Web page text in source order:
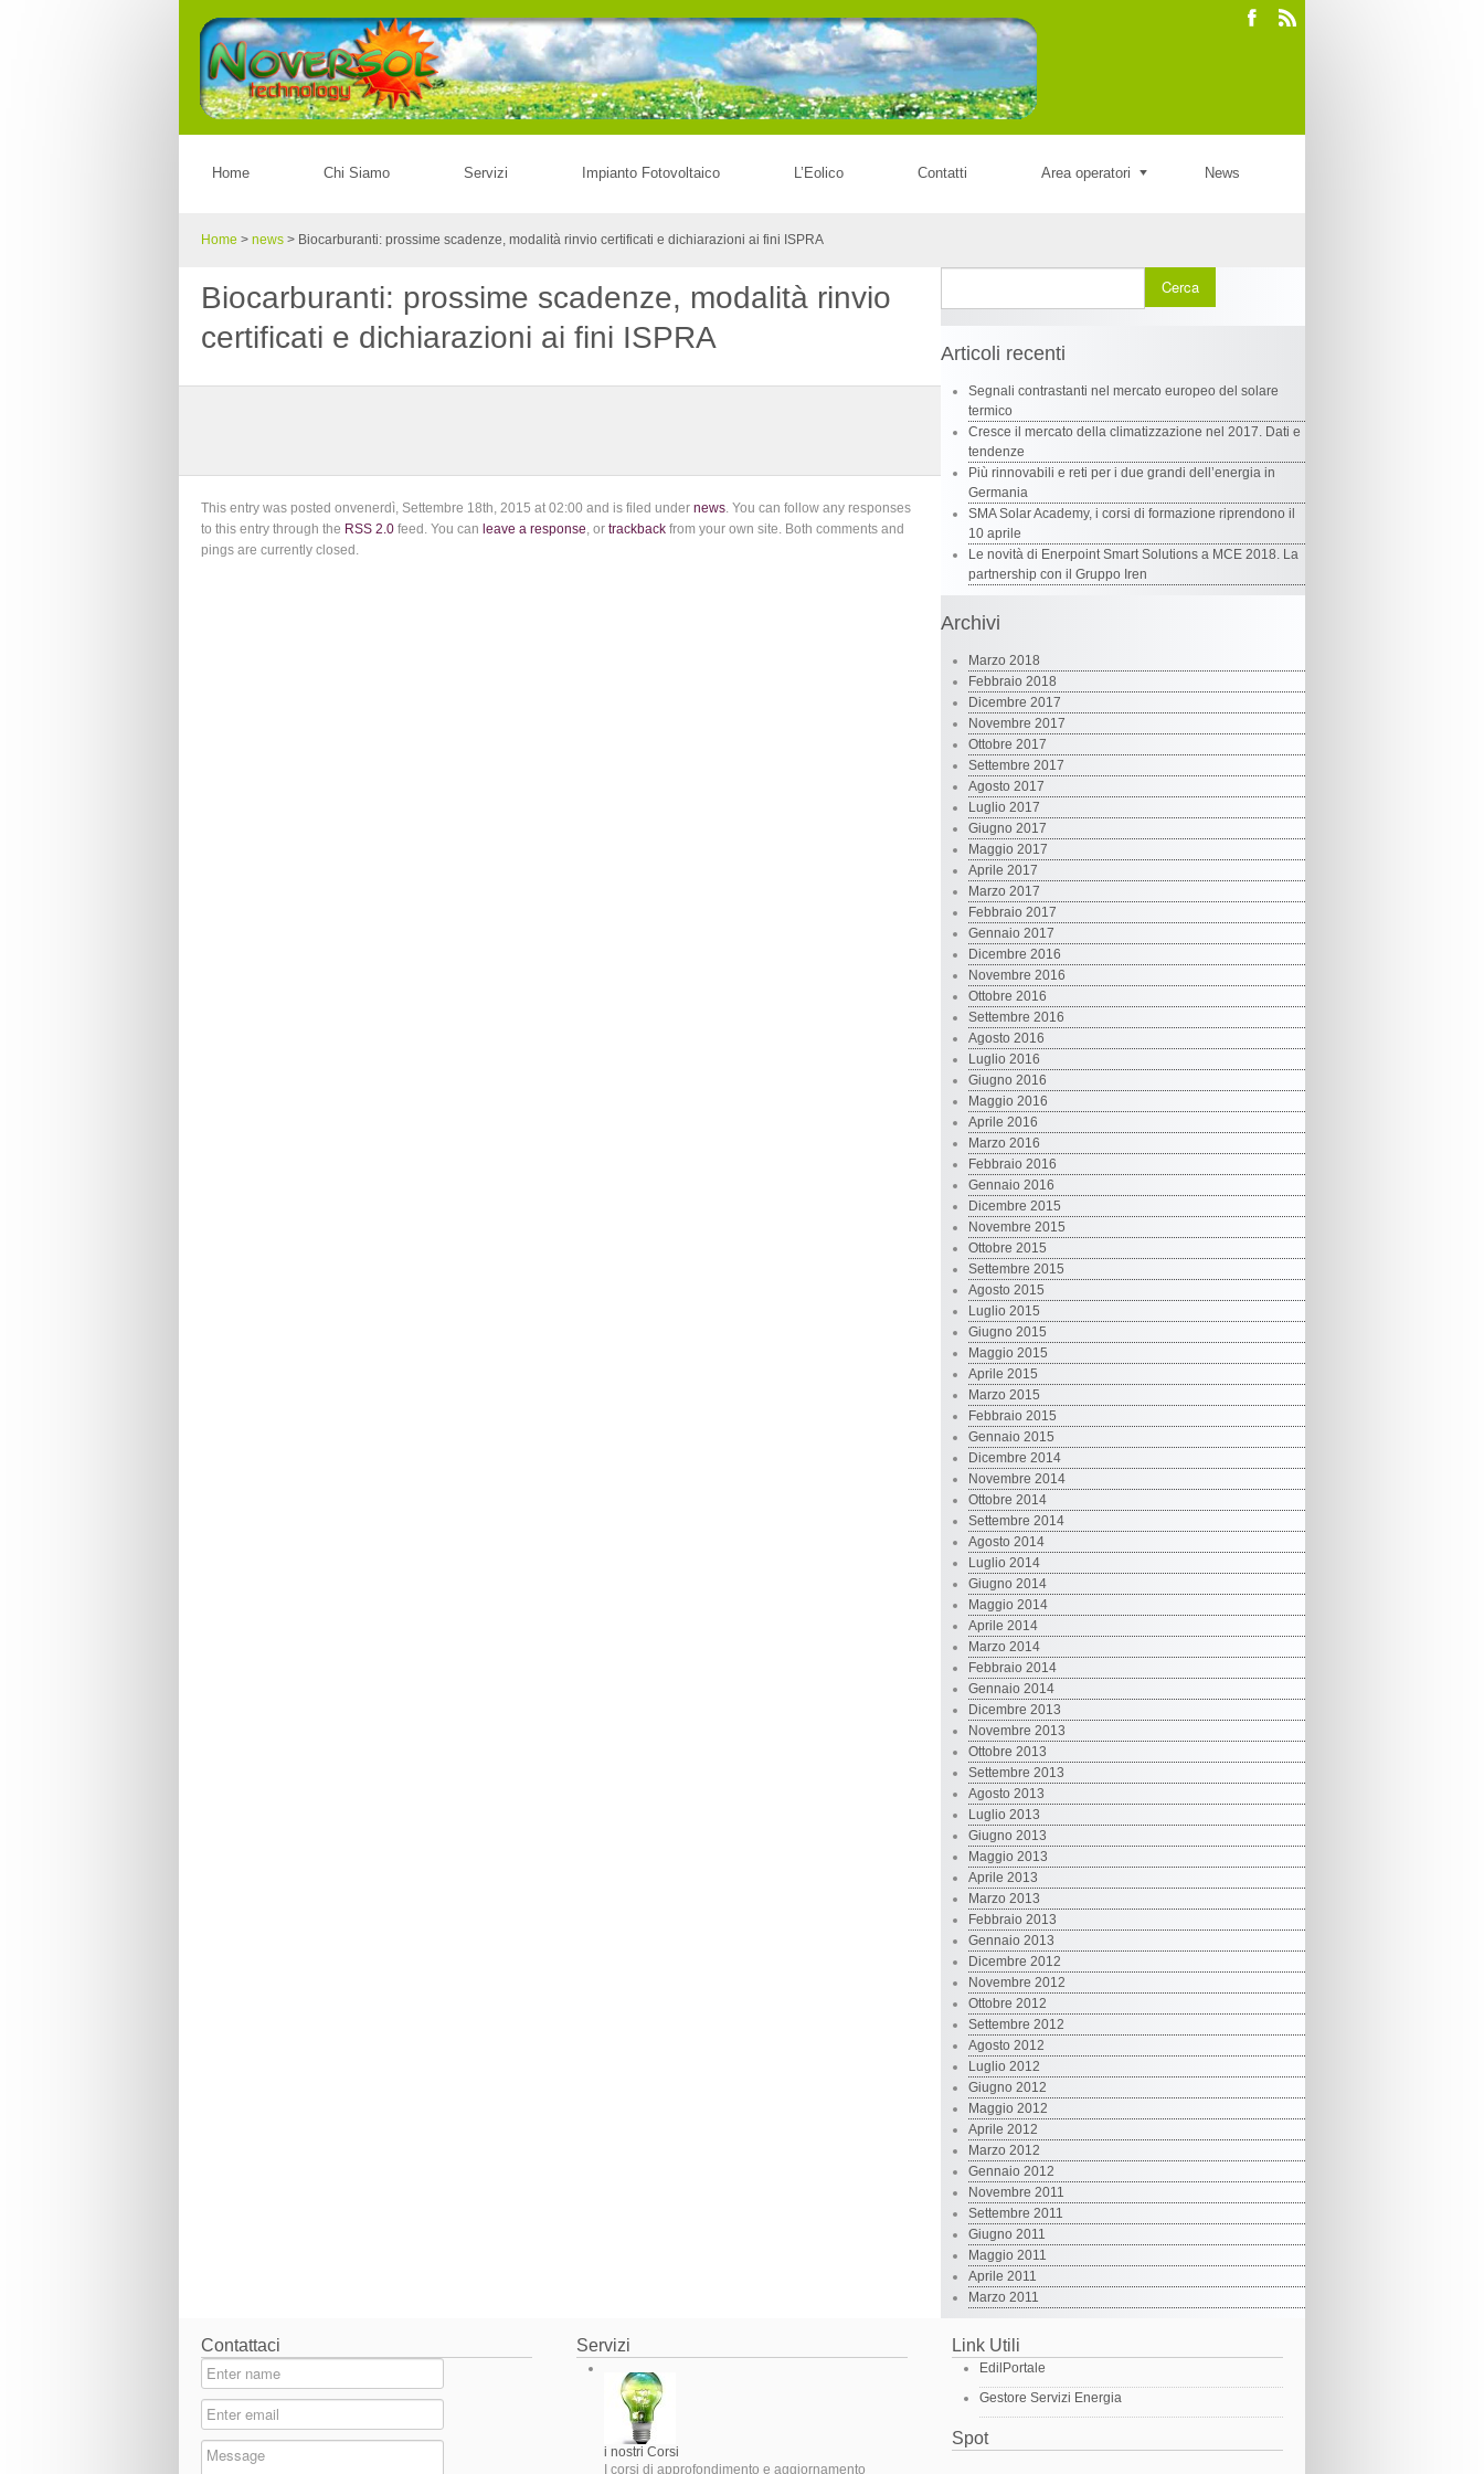
Home Chi Siamo Servizi Impianto Fotovoltaico L’Eolico Contatti Area operatori News
Home > news > Biocarburanti: prossime scadenze, modalità rinvio certificati e dichiarazioni ai fini ISPRA
Biocarburanti: prossime scadenze, modalità rinvio
certificati e dichiarazioni ai fini ISPRA
This entry was posted onvenerdì, Settembre 18th, 2015 at 02:00 and is filed under news. You can follow any responses
to this entry through the RSS 2.0 feed. You can leave a response, or trackback from your own site. Both comments and
pings are currently closed.
Articoli recenti
Segnali contrastanti nel mercato europeo del solare
termico
Cresce il mercato della climatizzazione nel 2017. Dati e
tendenze
Più rinnovabili e reti per i due grandi dell’energia in
Germania
SMA Solar Academy, i corsi di formazione riprendono il
10 aprile
Le novità di Enerpoint Smart Solutions a MCE 2018. La
partnership con il Gruppo Iren
Archivi
Marzo 2018
Febbraio 2018
Dicembre 2017
Novembre 2017
Ottobre 2017
Settembre 2017
Agosto 2017
Luglio 2017
Giugno 2017
Maggio 2017
Aprile 2017
Marzo 2017
Febbraio 2017
Gennaio 2017
Dicembre 2016
Novembre 2016
Ottobre 2016
Settembre 2016
Agosto 2016
Luglio 2016
Giugno 2016
Maggio 2016
Aprile 2016
Marzo 2016
Febbraio 2016
Gennaio 2016
Dicembre 2015
Novembre 2015
Ottobre 2015
Settembre 2015
Agosto 2015
Luglio 2015
Giugno 2015
Maggio 2015
Aprile 2015
Marzo 2015
Febbraio 2015
Gennaio 2015
Dicembre 2014
Novembre 2014
Ottobre 2014
Settembre 2014
Agosto 2014
Luglio 2014
Giugno 2014
Maggio 2014
Aprile 2014
Marzo 2014
Febbraio 2014
Gennaio 2014
Dicembre 2013
Novembre 2013
Ottobre 2013
Settembre 2013
Agosto 2013
Luglio 2013
Giugno 2013
Maggio 2013
Aprile 2013
Marzo 2013
Febbraio 2013
Gennaio 2013
Dicembre 2012
Novembre 2012
Ottobre 2012
Settembre 2012
Agosto 2012
Luglio 2012
Giugno 2012
Maggio 2012
Aprile 2012
Marzo 2012
Gennaio 2012
Novembre 2011
Settembre 2011
Giugno 2011
Maggio 2011
Aprile 2011
Marzo 2011
Contattaci Servizi
i nostri Corsi
I corsi di approfondimento e aggiornamento
Link Utili
EdilPortale
Gestore Servizi Energia
Spot